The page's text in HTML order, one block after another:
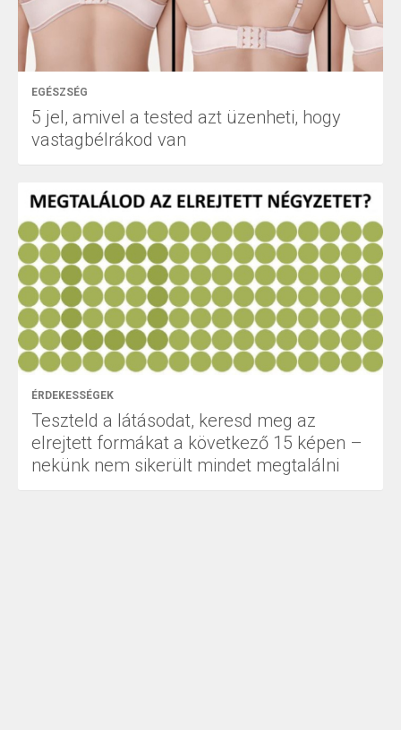
EGÉSZSÉG
5 jel, amivel a tested azt üzenheti, hogy
vastagbélrákod van
ÉRDEKESSÉGEK
Teszteld a látásodat, keresd meg az
elrejtett formákat a következő 15 képen –
nekünk nem sikerült mindet megtalálni